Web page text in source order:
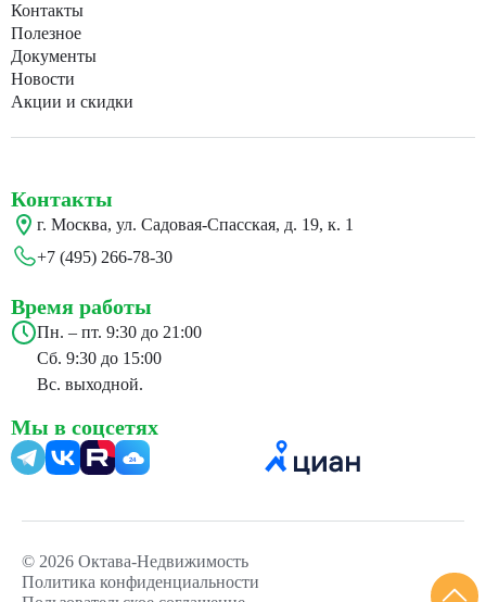
Контакты
Полезное
Документы
Новости
Акции и скидки
Контакты
г. Москва, ул. Садовая-Спасская, д. 19, к. 1
+7 (495) 266-78-30
Время работы
Пн. – пт. 9:30 до 21:00
Сб. 9:30 до 15:00
Вс. выходной.
Мы в соцсетях
24
© 2026 Октава-Недвижимость
Политика конфиденциальности